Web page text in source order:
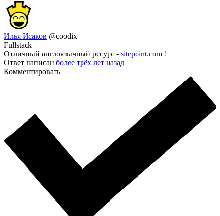
Илья Исаков @coodix
Fullstack
Отличный англоязычный ресурс - sitepoint.com !
Ответ написан более трёх лет назад
Комментировать